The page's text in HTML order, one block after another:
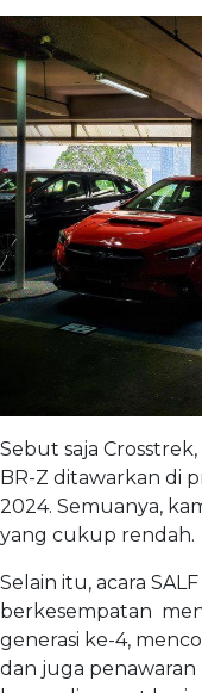
Sebut saja
BR-Z ditawarkan di
2024. Semuanya,
yang cukup rendah.
Selain itu, acara
berkesempatan
generasi ke-4,
dan juga